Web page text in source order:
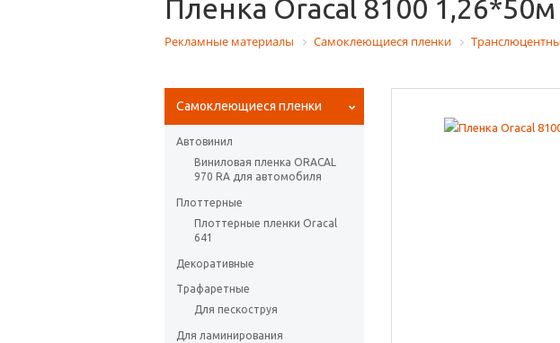
Пленка Oracal 8100 1,26*50м
Рекламные материалы Самоклеющиеся пленки
Самоклеющиеся пленки
Автовинил
Виниловая пленка ORACAL
970 RA для автомобиля
Плоттерные
Плоттерные пленки Oracal
641
Декоративные
Трафаретные
Для пескоструя
Для ламинирования